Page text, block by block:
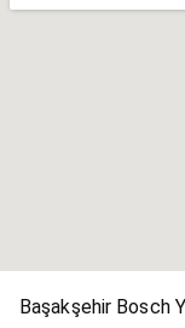
Başakşehir Bosch